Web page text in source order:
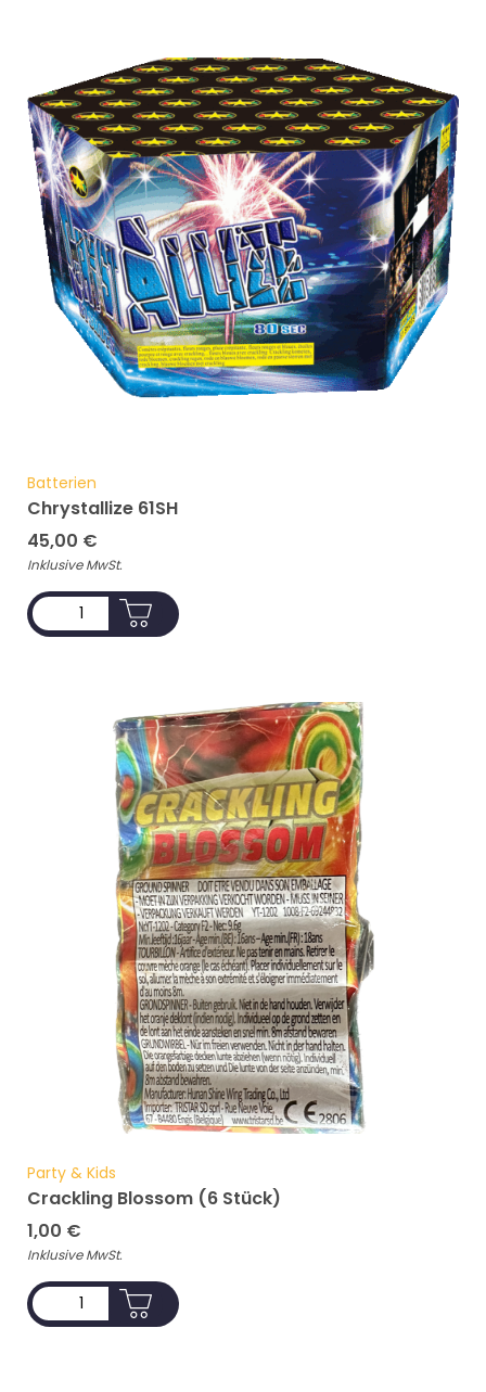
Batterien
Chrystallize 61SH
45,00 €
Inklusive MwSt.
Party & Kids
Crackling Blossom (6 Stück)
1,00 €
Inklusive MwSt.